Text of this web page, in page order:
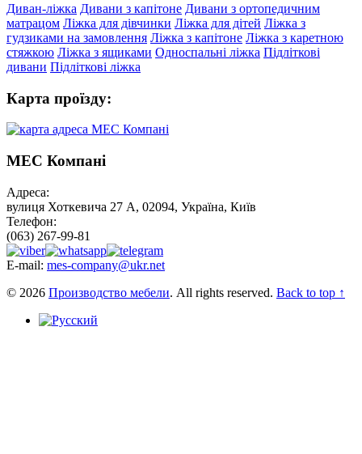
Диван-ліжка Дивани з капітоне Дивани з ортопедичним
матрацом Ліжка для дівчинки Ліжка для дітей Ліжка з
гудзиками на замовлення Ліжка з капітоне Ліжка з каретною
стяжкою Ліжка з ящиками Односпальні ліжка Підліткові
дивани Підліткові ліжка
Карта проїзду:
МЕС Компані
Адреса:
вулиця Хоткевича 27 А, 02094, Україна, Київ
Телефон:
(063) 267-99-81
E-mail: mes-company@ukr.net
© 2026 Производство мебели. All rights reserved. Back to top ↑